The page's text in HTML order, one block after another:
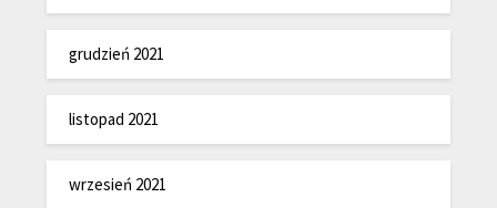
grudzień 2021
listopad 2021
wrzesień 2021